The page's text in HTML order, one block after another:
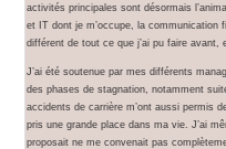
activités principales sont désormais
et IT dont je m’occupe, la communication
différent de tout ce que j’ai pu faire avant,
J’ai été soutenue par mes différents
des phases de stagnation, notamment
accidents de carrière m’ont aussi permis
pris une grande place dans ma vie. J’ai
proposait ne me convenait pas